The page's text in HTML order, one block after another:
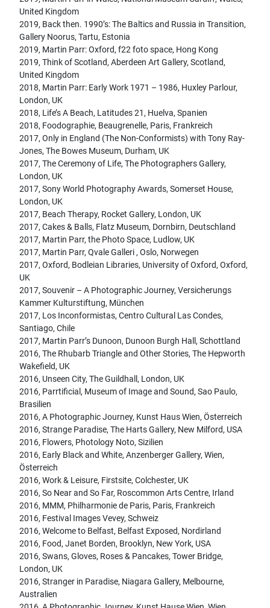
United Kingdom
2019, Back then. 1990’s: The Baltics and Russia in Transition,
Gallery Noorus, Tartu, Estonia
2019, Martin Parr: Oxford, f22 foto space, Hong Kong
2019, Think of Scotland, Aberdeen Art Gallery, Scotland,
United Kingdom
2018, Martin Parr: Early Work 1971 – 1986, Huxley Parlour,
London, UK
2018, Life’s A Beach, Latitudes 21, Huelva, Spanien
2018, Foodographie, Beaugrenelle, Paris, Frankreich
2017, Only in England (The Non-Conformists) with Tony Ray-
Jones, The Bowes Museum, Durham, UK
2017, The Ceremony of Life, The Photographers Gallery,
London, UK
2017, Sony World Photography Awards, Somerset House,
London, UK
2017, Beach Therapy, Rocket Gallery, London, UK
2017, Cakes & Balls, Flatz Museum, Dornbirn, Deutschland
2017, Martin Parr, the Photo Space, Ludlow, UK
2017, Martin Parr, Qvale Galleri , Oslo, Norwegen
2017, Oxford, Bodleian Libraries, University of Oxford, Oxford,
UK
2017, Souvenir – A Photographic Journey, Versicherungs
Kammer Kulturstiftung, München
2017, Los Inconformistas, Centro Cultural Las Condes,
Santiago, Chile
2017, Martin Parr’s Dunoon, Dunoon Burgh Hall, Schottland
2016, The Rhubarb Triangle and Other Stories, The Hepworth
Wakefield, UK
2016, Unseen City, The Guildhall, London, UK
2016, Parrtificial, Museum of Image and Sound, Sao Paulo,
Brasilien
2016, A Photographic Journey, Kunst Haus Wien, Österreich
2016, Strange Paradise, The Harts Gallery, New Milford, USA
2016, Flowers, Photology Noto, Sizilien
2016, Early Black and White, Anzenberger Gallery, Wien,
Österreich
2016, Work & Leisure, Firstsite, Colchester, UK
2016, So Near and So Far, Roscommon Arts Centre, Irland
2016, MMM, Philharmonie de Paris, Paris, Frankreich
2016, Festival Images Vevey, Schweiz
2016, Welcome to Belfast, Belfast Exposed, Nordirland
2016, Food, Janet Borden, Brooklyn, New York, USA
2016, Swans, Gloves, Roses & Pancakes, Tower Bridge,
London, UK
2016, Stranger in Paradise, Niagara Gallery, Melbourne,
Australien